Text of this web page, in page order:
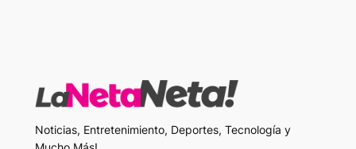
Noticias, Entretenimiento, Deportes, Tecnología y